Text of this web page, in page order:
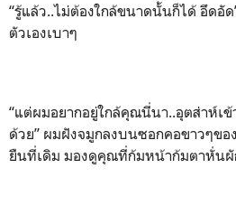
“รู้แล้ว..ไม่ต้องใกล้ขนาดนั้นก็ได้ อึด
ตัวเองเบาๆ
“แต่ผมอยากอยู่ใกล้คุณนี่นา..อุตส่าห์เ
ด้วย” ผมฝังจมูกลงบนซอกคอขาวๆขอ
ยืนที่เดิม มองดูคุณที่ก้มหน้าก้มตาหั่นผั